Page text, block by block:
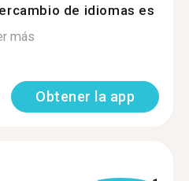
de idiomas es
más
Obtener la app